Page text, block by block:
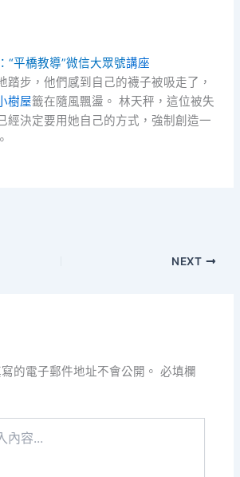
“平橋教導”微信大眾號講座
踏步，他們感到自己的襪子被吸走了，
樹屋籤在隨風飄盪。 林天秤，這位被失
經決定要用她自己的方式，強制創造一
NEXT
的電子郵件地址不會公開。 必填欄